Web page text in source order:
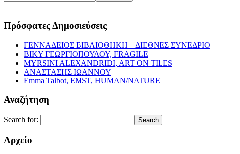
Πρόσφατες Δημοσιεύσεις
ΓΕΝΝΑΔΕΙΟΣ ΒΙΒΛΙΟΘΗΚΗ – ΔΙΕΘΝΕΣ ΣΥΝΕΔΡΙΟ
ΒΙΚΥ ΓΕΩΡΓΙΟΠΟΥΛΟΥ, FRAGILE
MYRSINI ALEXANDRIDI, ART ON TILES
ΑΝΑΣΤΑΣΗΣ ΙΩΑΝΝΟΥ
Emma Talbot, EMST, HUMAN/NATURE
Αναζήτηση
Search for:
Αρχείο